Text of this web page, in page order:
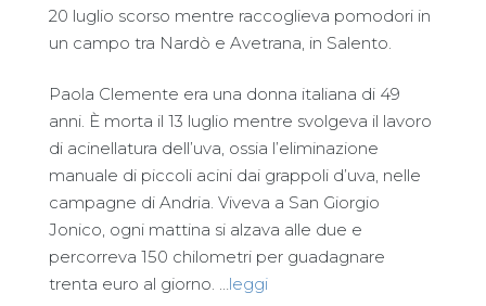
20 luglio scorso mentre raccoglieva pomodori in
un campo tra Nardò e Avetrana, in Salento.
Paola Clemente era una donna italiana di 49
anni. È morta il 13 luglio mentre svolgeva il lavoro
di acinellatura dell’uva, ossia l’eliminazione
manuale di piccoli acini dai grappoli d’uva, nelle
campagne di Andria. Viveva a San Giorgio
Jonico, ogni mattina si alzava alle due e
percorreva 150 chilometri per guadagnare
trenta euro al giorno. …leggi